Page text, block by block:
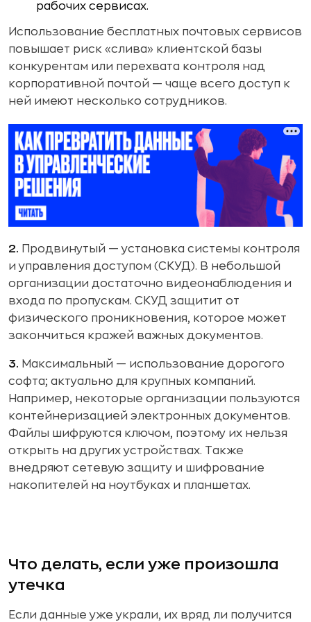
рабочих сервисах.
Использование бесплатных почтовых сервисов
повышает риск «слива» клиентской базы
конкурентам или перехвата контроля над
корпоративной почтой — чаще всего доступ к
ней имеют несколько сотрудников.
2. Продвинутый — установка системы контроля
и управления доступом (СКУД). В небольшой
организации достаточно видеонаблюдения и
входа по пропускам. СКУД защитит от
физического проникновения, которое может
закончиться кражей важных документов.
3. Максимальный — использование дорогого
софта; актуально для крупных компаний.
Например, некоторые организации пользуются
контейнеризацией электронных документов.
Файлы шифруются ключом, поэтому их нельзя
открыть на других устройствах. Также
внедряют сетевую защиту и шифрование
накопителей на ноутбуках и планшетах.
Что делать, если уже произошла
утечка
Если данные уже украли, их вряд ли получится